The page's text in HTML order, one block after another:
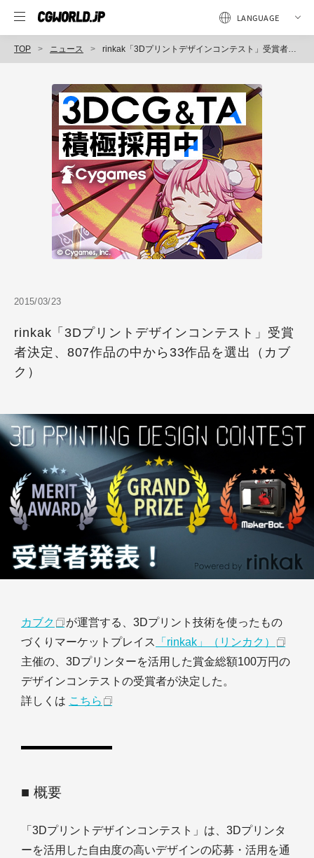
TOP ニュース rinkak「3Dプリントデザインコンテスト」受賞者決定、807作品の中から33作品を選出（カブク）
2015/03/23
rinkak「3Dプリントデザインコンテスト」受賞
者決定、807作品の中から33作品を選出（カブ
ク）
カブク
が運営する、3Dプリント技術を使ったもの
づくりマーケットプレイス
「rinkak」（リンカク）
主催の、3Dプリンターを活用した賞金総額100万円の
デザインコンテストの受賞者が決定した。
詳しくは こちら
■ 概要
「3Dプリントデザインコンテスト」は、3Dプリンタ
ーを活用した自由度の高いデザインの応募・活用を通